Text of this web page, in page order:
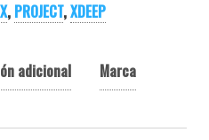
, PROJECT,XDEEP
adicional
Marca